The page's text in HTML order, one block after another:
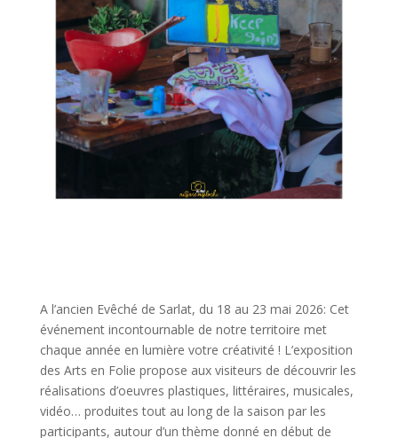
A l’ancien Evêché de Sarlat, du 18 au 23 mai 2026: Cet
événement incontournable de notre territoire met
chaque année en lumière votre créativité ! L’exposition
des Arts en Folie propose aux visiteurs de découvrir les
réalisations d’oeuvres plastiques, littéraires, musicales,
vidéo… produites tout au long de la saison par les
participants, autour d’un thème donné en début de